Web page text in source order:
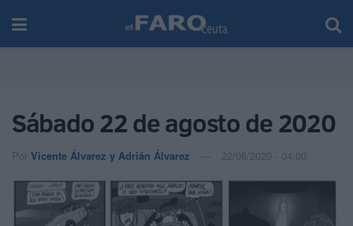
Sábado 22 de agosto de 2020
Por Vicente Álvarez y Adrián Álvarez 22/08/2020 - 04:00